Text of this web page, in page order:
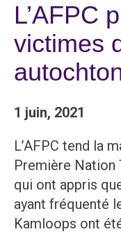
L’AFPC
victimes
1 juin, 2021
L’AFPC tend la
Première Nation
qui ont appris
ayant fréquenté
Kamloops ont